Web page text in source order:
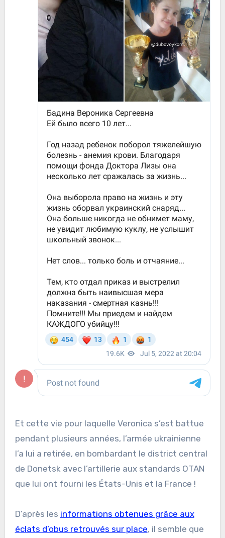
Et cette vie pour laquelle Veronica s’est battue
pendant plusieurs années, l’armée ukrainienne
l’a lui a retirée, en bombardant le district central
de Donetsk avec l’artillerie aux standards OTAN
que lui ont fourni les États-Unis et la France !
D’après les informations obtenues grâce aux
éclats d’obus retrouvés sur place, il semble que